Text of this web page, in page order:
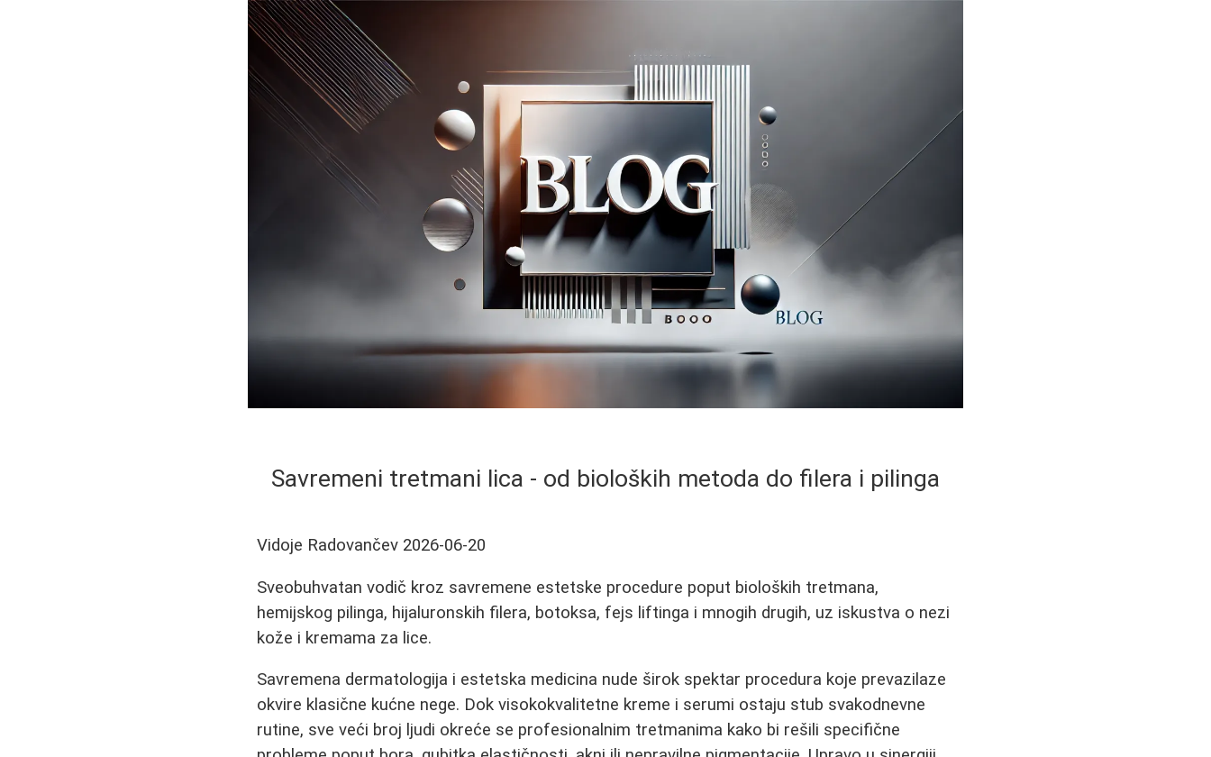
Savremeni tretmani lica - od bioloških metoda do filera i pilinga
Vidoje Radovančev 2026-06-20
Sveobuhvatan vodič kroz savremene estetske procedure poput bioloških tretmana,
hemijskog pilinga, hijaluronskih filera, botoksa, fejs liftinga i mnogih drugih, uz iskustva o nezi
kože i kremama za lice.
Savremena dermatologija i estetska medicina nude širok spektar procedura koje prevazilaze
okvire klasične kućne nege. Dok visokokvalitetne kreme i serumi ostaju stub svakodnevne
rutine, sve veći broj ljudi okreće se profesionalnim tretmanima kako bi rešili specifične